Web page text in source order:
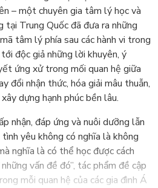
– một chuyên gia tâm lý học và
tại Trung Quốc đã đưa ra những
tâm lý phía sau các hành vi trong
độc giả những lời khuyên, ý
ứng xử trong mối quan hệ giữa
đổi nhận thức, hóa giải mâu thuẫn,
dựng hạnh phúc bền lâu.
nhận, đáp ứng và nuôi dưỡng lẫn
yêu không có nghĩa là không
nghĩa là có thể học được cách
vấn đề đó”, tác phẩm đề cập
mỗi quan hệ của các gia đình Á